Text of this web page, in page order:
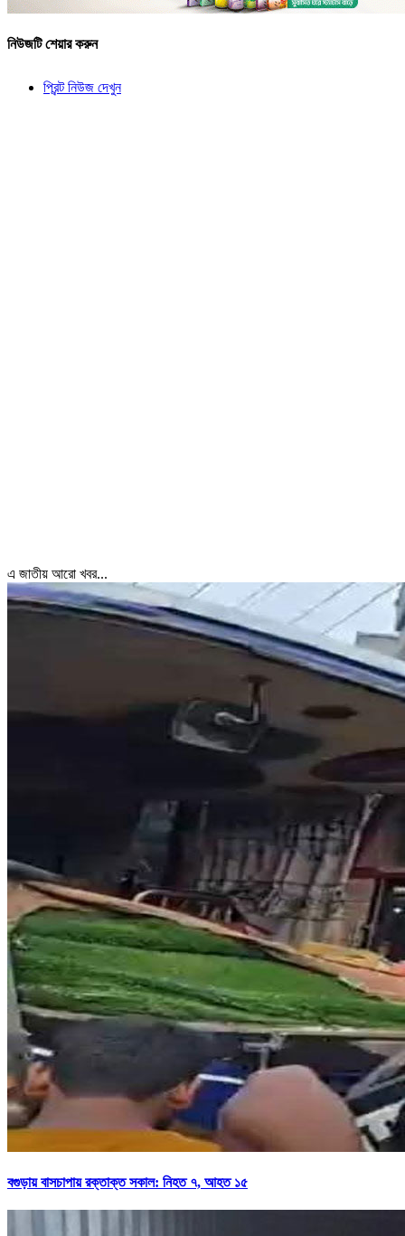
নিউজটি শেয়ার করুন
প্রিন্ট নিউজ দেখুন
এ জাতীয় আরো খবর...
বগুড়ায় বাসচাপায় রক্তাক্ত সকাল: নিহত ৭, আহত ১৫